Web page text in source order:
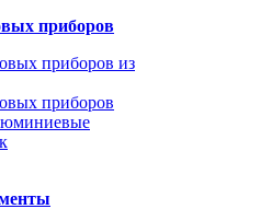
приборов
приборов из
приборов